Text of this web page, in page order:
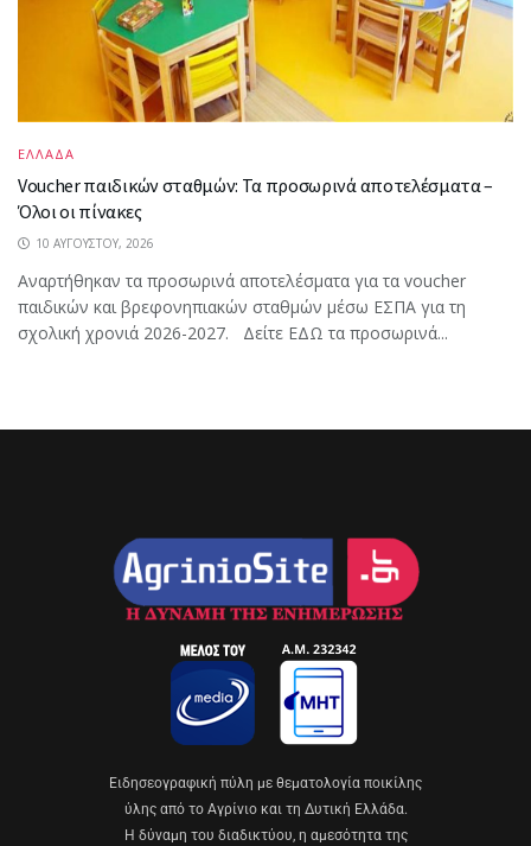
ΕΛΛΑΔΑ
Voucher παιδικών σταθμών: Τα προσωρινά αποτελέσματα –
Όλοι οι πίνακες
10 ΑΥΓΟΎΣΤΟΥ, 2026
Αναρτήθηκαν τα προσωρινά αποτελέσματα για τα voucher
παιδικών και βρεφονηπιακών σταθμών μέσω ΕΣΠΑ για τη
σχολική χρονιά 2026-2027. Δείτε ΕΔΩ τα προσωρινά...
Eιδησεογραφική πύλη με θεματολογία ποικίλης
ύλης από το Αγρίνιο και τη Δυτική Ελλάδα.
Η δύναμη του διαδικτύου, η αμεσότητα της